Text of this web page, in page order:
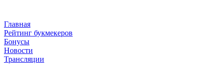
Главная
Рейтинг букмекеров
Бонусы
Новости
Трансляции